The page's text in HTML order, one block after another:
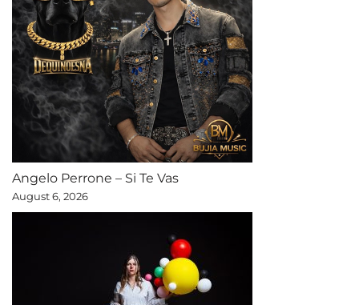
Angelo Perrone – Si Te Vas
August 6, 2026